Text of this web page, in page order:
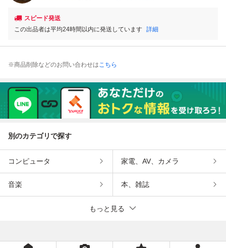
スピード発送
この出品者は平均24時間以内に発送しています 詳細
※商品削除などのお問い合わせはこちら
別のカテゴリで探す
コンピュータ 家電、AV、カメラ
音楽 本、雑誌
もっと見る